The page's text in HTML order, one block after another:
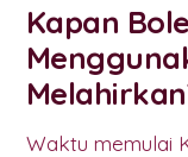
Kapan
Waktu memulai